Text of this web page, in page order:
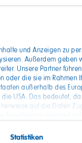
und Anzeigen zu
Außerdem geben
Unsere Partner
oder die sie im Rahmen
außerhalb des
USA. Das bedeutet,
auf die Daten
Statistiken
02. Unsere
Ihre